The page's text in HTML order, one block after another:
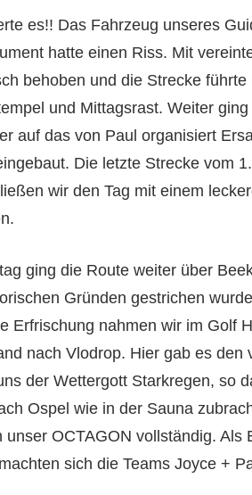
es!! Das Fahrzeug unseres
hatte einen Riss. Mit
behoben und die Strecke
und Mittagsrast. Weiter
auf das von Paul organisiert
Die letzte Strecke vom
wir den Tag mit einem
ging die Route weiter über
Gründen gestrichen
Erfrischung nahmen wir im Golf
nach Vlodrop. Hier gab es
der Wettergott Starkregen, so
Ospel wie in der Sauna
unser OCTAGON vollständig.
sich die Teams Joyce +